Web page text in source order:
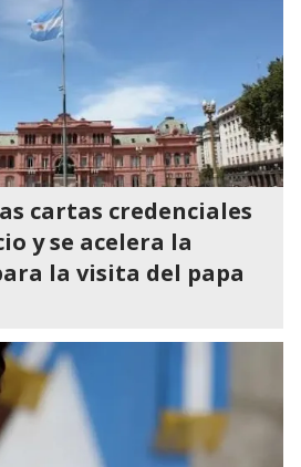
cartas credenciales
y se acelera la
la visita del papa